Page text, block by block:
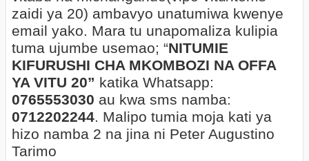
zaidi ya 20) ambavyo unatumiwa kwenye
email yako. Mara tu unapomaliza kulipia
tuma ujumbe usemao; “NITUMIE
KIFURUSHI CHA MKOMBOZI NA OFFA
YA VITU 20” katika Whatsapp:
0765553030 au kwa sms namba:
0712202244. Malipo tumia moja kati ya
hizo namba 2 na jina ni Peter Augustino
Tarimo